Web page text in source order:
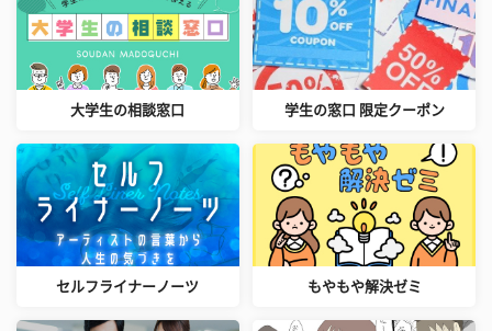
大学生の相談窓口 学生の窓口 限定クーポン
セルフライナーノーツ もやもや解決ゼミ